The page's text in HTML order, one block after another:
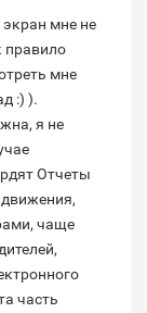
мне не
правило
мне
:) ).
я не
Отчеты
движения,
чаще
часть